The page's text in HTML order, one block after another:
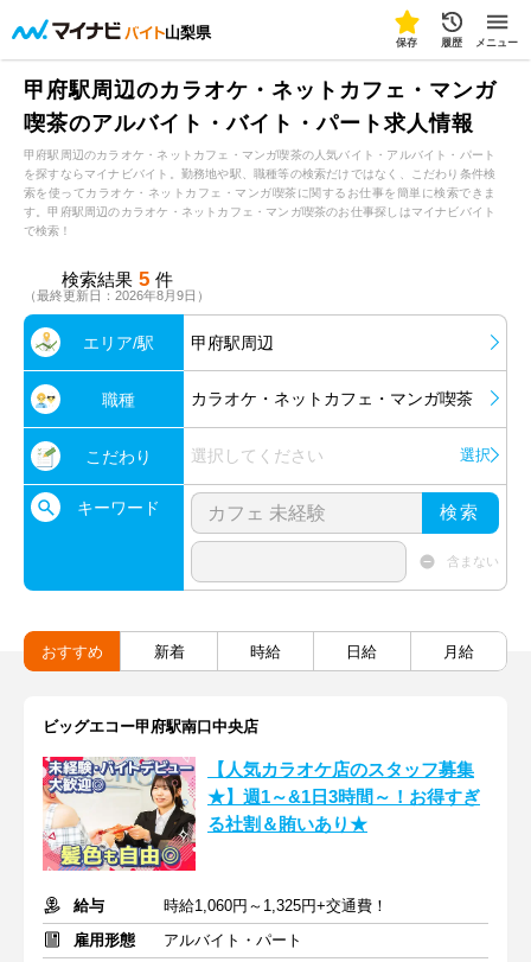
山梨県
保存 履歴 メニュー
甲府駅周辺のカラオケ・ネットカフェ・マンガ
喫茶のアルバイト・バイト・パート求人情報
甲府駅周辺のカラオケ・ネットカフェ・マンガ喫茶の人気バイト・アルバイト・パート
を探すならマイナビバイト。勤務地や駅、職種等の検索だけではなく、こだわり条件検
索を使ってカラオケ・ネットカフェ・マンガ喫茶に関するお仕事を簡単に検索できま
す。甲府駅周辺のカラオケ・ネットカフェ・マンガ喫茶のお仕事探しはマイナビバイト
で検索！
検索結果 5 件
（最終更新日：2026年8月9日）
エリア/駅 甲府駅周辺
職種 カラオケ・ネットカフェ・マンガ喫茶
こだわり 選択してください 選択
キーワード 検索
含まない
おすすめ 新着 時給 日給 月給
ビッグエコー甲府駅南口中央店
【人気カラオケ店のスタッフ募集
★】週1～&1日3時間～！お得すぎ
る社割＆賄いあり★
給与
時給1,060円～1,325円+交通費！
雇用形態
アルバイト・パート